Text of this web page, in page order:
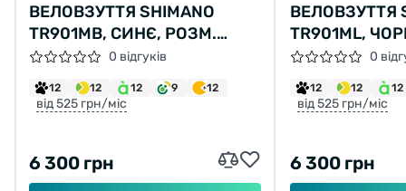
ВЕЛОВЗУТТЯ SHIMANO
TR901MB, СИНЄ, РОЗМ.
EU46
0 відгуків
12 12 12 9 12
від 525 грн/міс
6 300 грн
ВЕЛОВЗУТТЯ
TR901ML,
EU46
0
12 12 12
від 525 грн/міс
6 300 грн